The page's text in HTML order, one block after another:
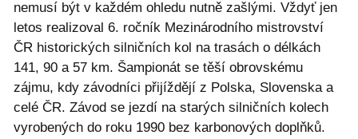
nemusí být v každém ohledu nutně zašlými. Vždyť jen
letos realizoval 6. ročník Mezinárodního mistrovství
ČR historických silničních kol na trasách o délkách
141, 90 a 57 km. Šampionát se těší obrovskému
zájmu, kdy závodníci přijíždějí z Polska, Slovenska a
celé ČR. Závod se jezdí na starých silničních kolech
vyrobených do roku 1990 bez karbonových doplňků.